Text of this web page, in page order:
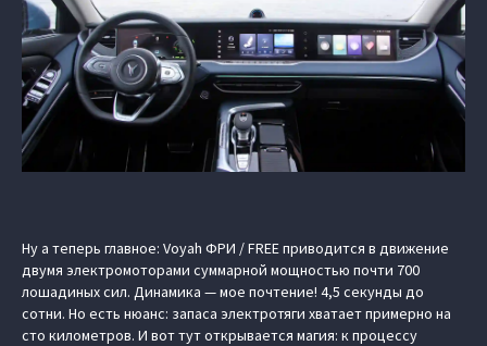
Ну а теперь главное: Voyah ФРИ / FREE приводится в движение
двумя электромоторами суммарной мощностью почти 700
лошадиных сил. Динамика — мое почтение! 4,5 секунды до
сотни. Но есть нюанс: запаса электротяги хватает примерно на
сто километров. И вот тут открывается магия: к процессу